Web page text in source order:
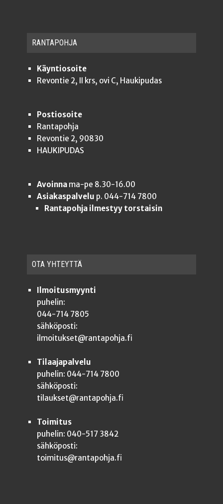
RAN­TA­POH­JA
Käyntiosoite
Revontie 2, II krs, ovi C, Haukipudas
Postiosoite
Rantapohja
Revontie 2, 90830
HAUKIPUDAS
Avoinnama-pe 8.30-16.00
Asiakaspalvelu p. 044-714 7800
Rantapohja ilmestyy torstaisin
OTA YHTEYT­TÄ
Ilmoitusmyynti
puhelin:
044-714 7805
sähköposti:
ilmoitukset@rantapohja.fi
Tilaajapalvelu
puhelin: 044-714 7800
sähköposti:
tilaukset@rantapohja.fi
Toimitus
puhelin: 040-517 3842
sähköposti:
toimitus@rantapohja.fi